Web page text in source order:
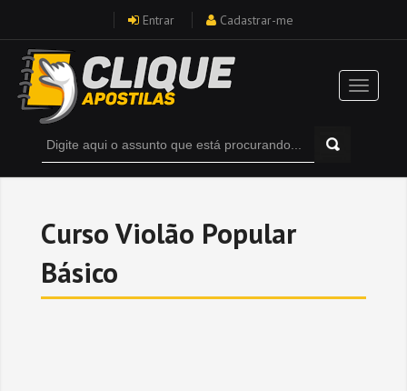
Entrar Cadastrar-me
Curso Violão Popular
Básico